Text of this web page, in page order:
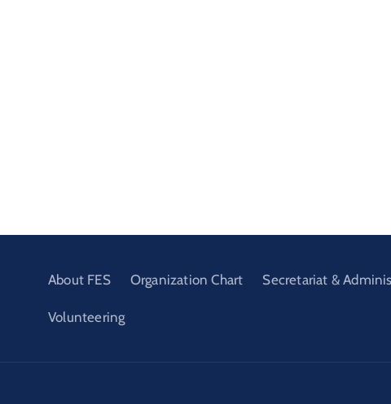
About FES Organization Chart Secretariat &
Volunteering